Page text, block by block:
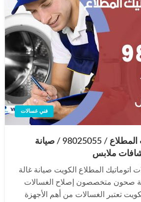
فني غسالات
فني تصليح غسالات المطلاع / 98025055 / صيانة
ملابس
اتوماتيك المطلاع الكويت صيانة غالة
صحون متخصصون إصلاح الغسالات
تعتبر الغسالات من أهم الأجهزة